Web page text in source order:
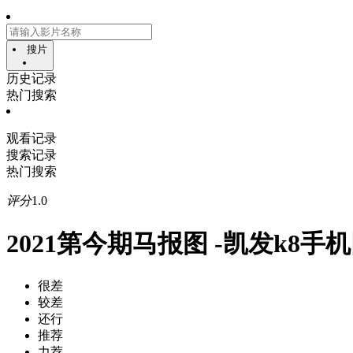
搜片
历史记录
热门搜索
观看记录
搜索记录
热门搜索
评分1.0
2021第今期马报图 -凯发k8手
很差
较差
还行
推荐